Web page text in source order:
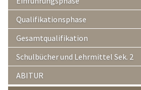
Qualifikationsphase
Gesamtqualifikation
Schulbücher und Lehrmittel Sek. 2
ABITUR